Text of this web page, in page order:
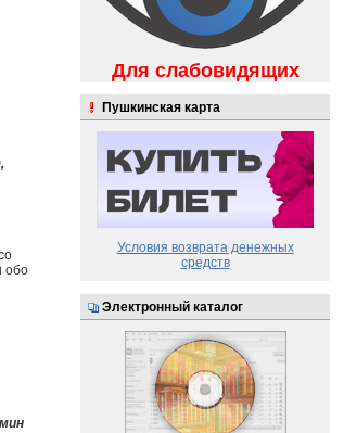
обо
Для слабовидящих
Пушкинская карта
Условия возврата денежных
средств
Электронный каталог